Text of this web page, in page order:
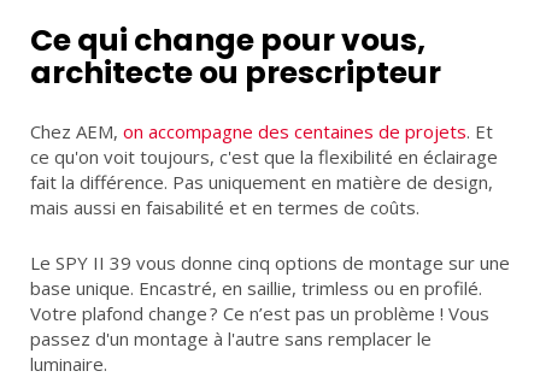
Ce qui change pour vous,
architecte ou prescripteur
Chez AEM, on accompagne des centaines de projets. Et
ce qu'on voit toujours, c'est que la flexibilité en éclairage
fait la différence. Pas uniquement en matière de design,
mais aussi en faisabilité et en termes de coûts.
Le SPY II 39 vous donne cinq options de montage sur une
base unique. Encastré, en saillie, trimless ou en profilé.
Votre plafond change ? Ce n’est pas un problème ! Vous
passez d'un montage à l'autre sans remplacer le
luminaire.